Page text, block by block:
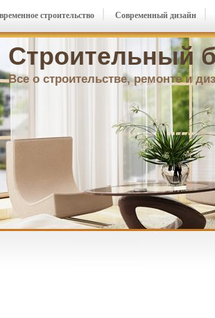
Строительный
Все о строительстве, ремонте и
строительство Современный дизайн